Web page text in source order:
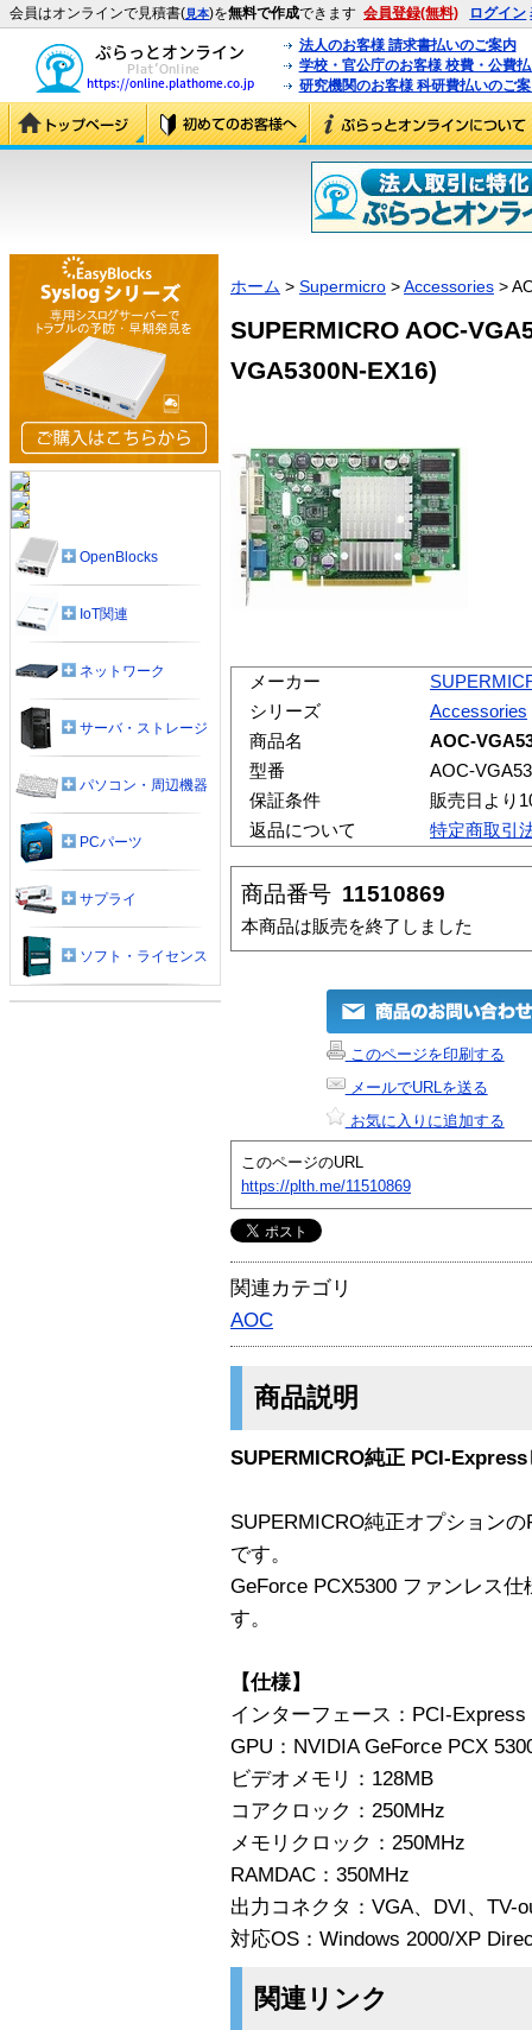
会員はオンラインで見積書(見本)を無料で作成できます 会員登録(無料) ログイン
法人のお客様 請求書払いのご案内
学校・官公庁のお客様 校費・公費
研究機関のお客様 科研費払いのご
ホーム > Supermicro >Accessories >
SUPERMICRO AOC-
VGA5300N-EX16)
メーカー
シリーズ
Accessories
商品名
AOC-
型番
AOC-
保証条件
販売日より
返品について
特定商取引
商品番号 11510869
本商品は販売を終了しました
このページを印刷する
メールでURLを送る
お気に入りに追加する
このページのURL
https://plth.me/11510869
関連カテゴリ
AOC
商品説明
SUPERMICRO純正 PCI-
SUPERMICRO純正オプション
です。
GeForce PCX5300 ファンレス
す。
【仕様】
インターフェース：PCI-Express
GPU：NVIDIA GeForce PCX
ビデオメモリ：128MB
コアクロック：250MHz
メモリクロック：250MHz
RAMDAC：350MHz
出力コネクタ：VGA、DVI、TV-
対応OS：Windows 2000/XP
関連リンク
OpenBlocks
IoT関連
ネットワーク
サーバ・ストレージ
パソコン・周辺機器
PCパーツ
サプライ
ソフト・ライセンス